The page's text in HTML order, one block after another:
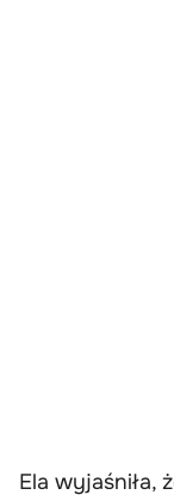
Ela wyjaśniła,